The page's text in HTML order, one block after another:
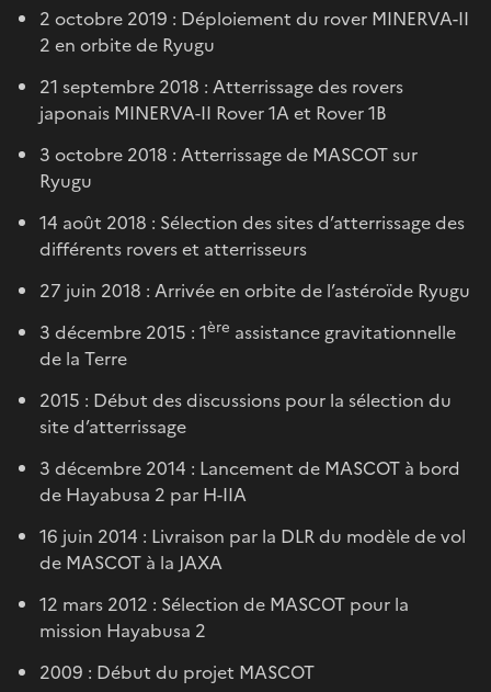
2 octobre 2019 : Déploiement du rover MINERVA-II
2 en orbite de Ryugu
21 septembre 2018 : Atterrissage des rovers
japonais MINERVA-II Rover 1A et Rover 1B
3 octobre 2018 : Atterrissage de MASCOT sur
Ryugu
14 août 2018 : Sélection des sites d’atterrissage des
différents rovers et atterrisseurs
27 juin 2018 : Arrivée en orbite de l’astéroïde Ryugu
3 décembre 2015 : 1ère assistance gravitationnelle
de la Terre
2015 : Début des discussions pour la sélection du
site d’atterrissage
3 décembre 2014 : Lancement de MASCOT à bord
de Hayabusa 2 par H-IIA
16 juin 2014 : Livraison par la DLR du modèle de vol
de MASCOT à la JAXA
12 mars 2012 : Sélection de MASCOT pour la
mission Hayabusa 2
2009 : Début du projet MASCOT